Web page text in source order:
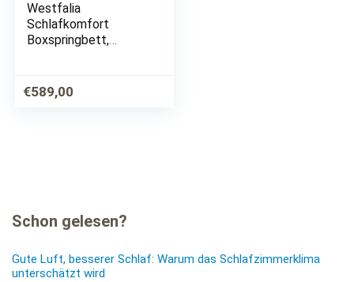
Westfalia
Schlafkomfort
Boxspringbett,
€589,00
Schon gelesen?
Gute Luft, besserer Schlaf: Warum das Schlafzimmerklima
unterschätzt wird